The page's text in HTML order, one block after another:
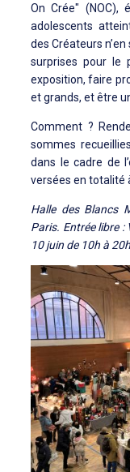
On Crée" (NOC),
adolescents
des Créateurs
surprises pour le
exposition, faire
et grands, et être
Comment ?
sommes
dans le cadre de
versées en totalité
Halle des Blancs
Paris. Entrée libre
10 juin de 10h à